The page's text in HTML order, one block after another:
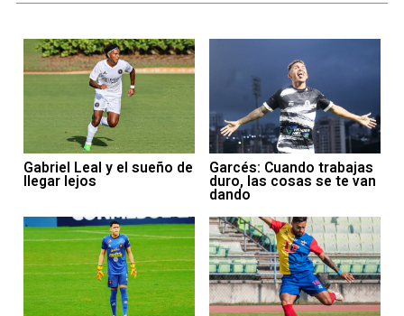
Gabriel Leal y el sueño de
llegar lejos
Garcés: Cuando trabajas
duro, las cosas se te van
dando